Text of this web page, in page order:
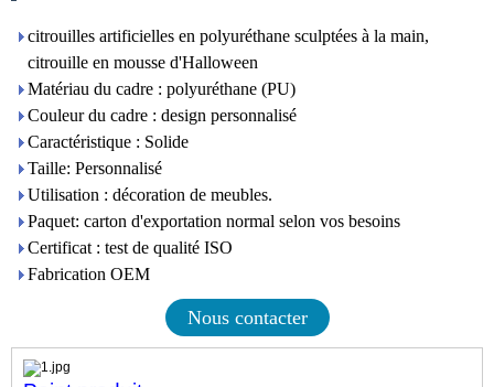
citrouilles artificielles en polyuréthane sculptées à la main,
citrouille en mousse d'Halloween
Matériau du cadre : polyuréthane (PU)
Couleur du cadre : design personnalisé
Caractéristique : Solide
Taille: Personnalisé
Utilisation : décoration de meubles.
Paquet: carton d'exportation normal selon vos besoins
Certificat : test de qualité ISO
Fabrication OEM
Nous contacter